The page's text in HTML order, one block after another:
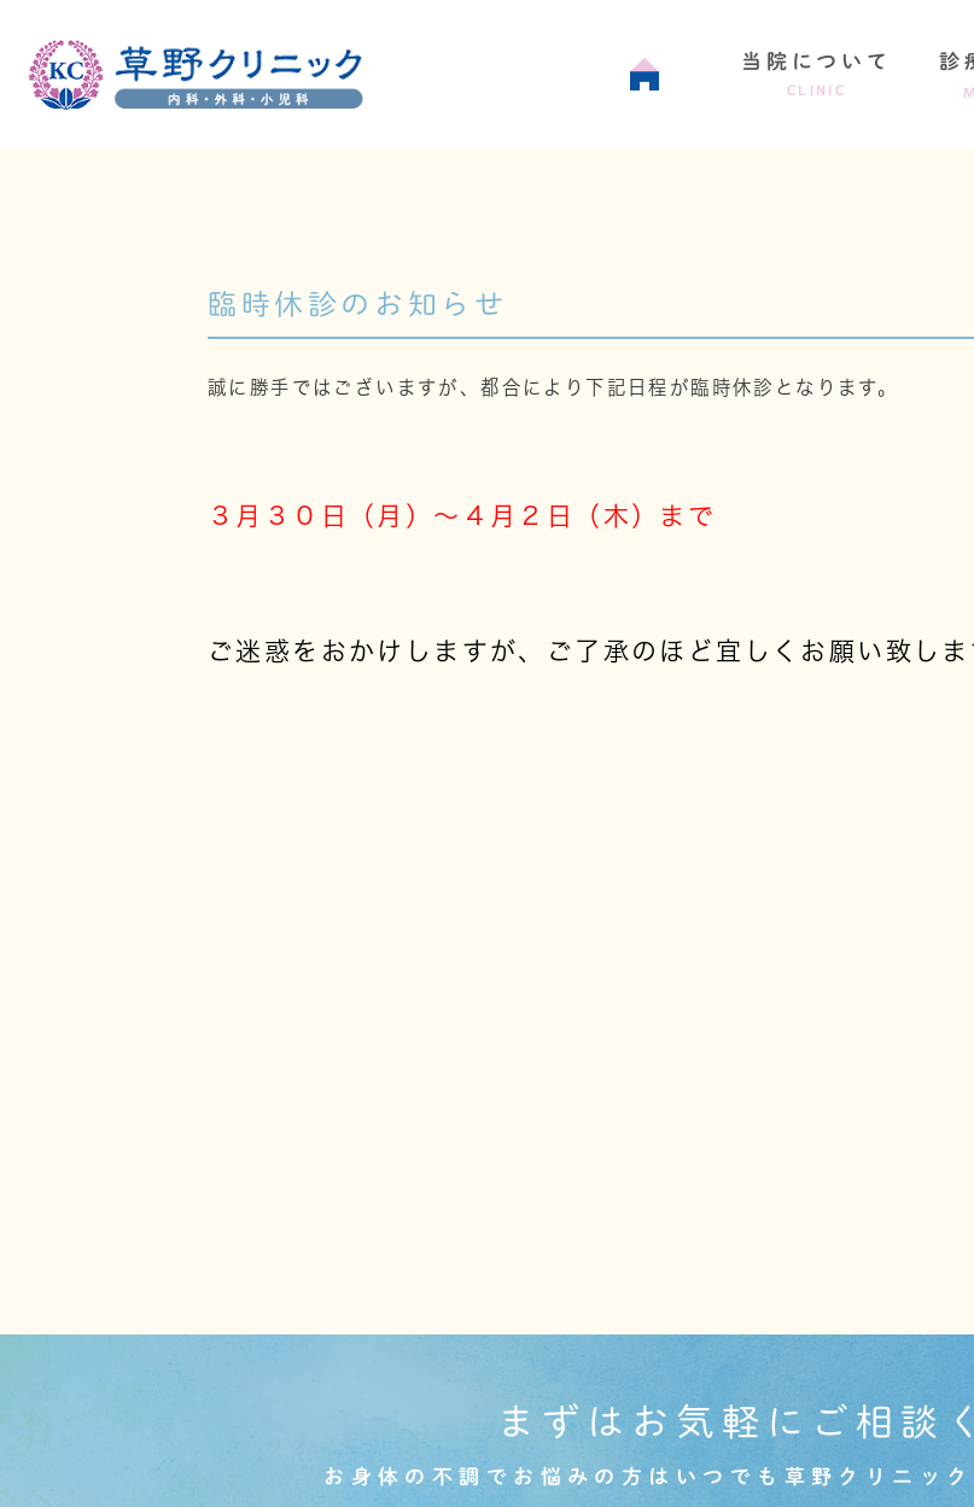
当院について
CLINIC
スタッフ紹介
クリニックブログ
診
臨時休診のお知らせ
誠に勝手ではございますが、都合により下記日程が臨時休診となります。
３月３０日（月）〜４月２日（木）まで
ご迷惑をおかけしますが、ご了承のほど宜しくお願い致しま
まずはお気軽にご相談
お身体の不調でお悩みの方はいつでも草野クリニッ